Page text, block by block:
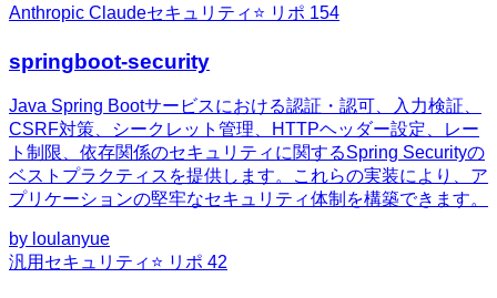
Anthropic Claudeセキュリティ ⭐ リポ 154
springboot-security
Java Spring Bootサービスにおける認証・認可、入力検証、
CSRF対策、シークレット管理、HTTPヘッダー設定、レー
ト制限、依存関係のセキュリティに関するSpring Securityの
ベストプラクティスを提供します。これらの実装により、ア
プリケーションの堅牢なセキュリティ体制を構築できます。
by loulanyue
汎用 セキュリティ ⭐ リポ 42